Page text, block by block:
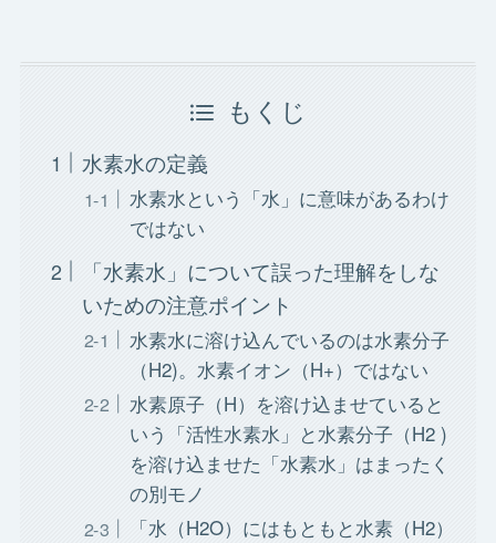
もくじ
水素水の定義
水素水という「水」に意味があるわけ
ではない
「水素水」について誤った理解をしな
いための注意ポイント
水素水に溶け込んでいるのは水素分子
（H2)。水素イオン（H+）ではない
水素原子（H）を溶け込ませていると
いう「活性水素水」と水素分子（H2 )
を溶け込ませた「水素水」はまったく
の別モノ
「水（H2O）にはもともと水素（H2）